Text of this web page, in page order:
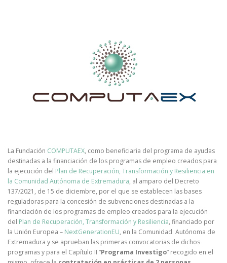
La Fundación COMPUTAEX, como beneficiaria del programa de ayudas
destinadas a la financiación de los programas de empleo creados para
la ejecución del Plan de Recuperación, Transformación y Resiliencia en
la Comunidad Autónoma de Extremadura, al amparo del Decreto
137/2021, de 15 de diciembre, por el que se establecen las bases
reguladoras para la concesión de subvenciones destinadas a la
financiación de los programas de empleo creados para la ejecución
del Plan de Recuperación, Transformación y Resiliencia, financiado por
la Unión Europea – NextGenerationEU, en la Comunidad Autónoma de
Extremadura y se aprueban las primeras convocatorias de dichos
programas y para el Capítulo II “Programa Investigo” recogido en el